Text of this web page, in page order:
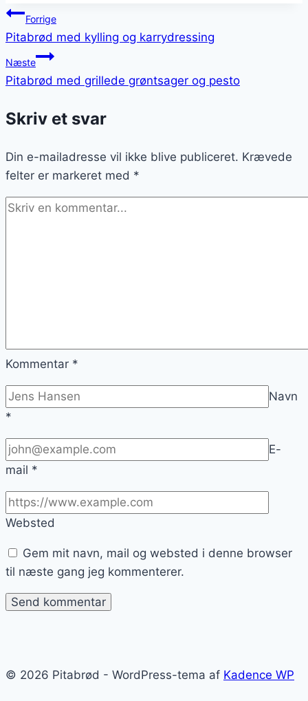
Indlægsnavigation
Forrige
Pitabrød med kylling og karrydressing
Næste
Pitabrød med grillede grøntsager og pesto
Skriv et svar
Din e-mailadresse vil ikke blive publiceret. Krævede
felter er markeret med *
Kommentar *
Navn
*
E-
mail *
Websted
Gem mit navn, mail og websted i denne browser
til næste gang jeg kommenterer.
© 2026 Pitabrød - WordPress-tema af Kadence WP